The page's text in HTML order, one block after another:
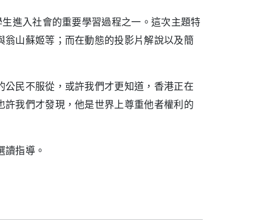
進入社會的重要學習過程之一。這次主題特
山蘇姬等；而在動態的投影片解說以及簡
民不服從，或許我們才更知道，香港正在
我們才發現，他是世界上尊重他者權利的
讀指導。